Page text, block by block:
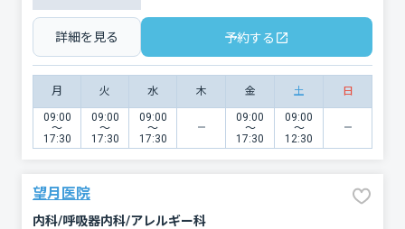
詳細を見る 予約する
月 火 水 木 金 土 日
09:00
〜
17:30
09:00
〜
17:30
09:00
〜
17:30
09:00
〜
17:30
09:00
〜
12:30
望月医院
内科/呼吸器内科/アレルギー科